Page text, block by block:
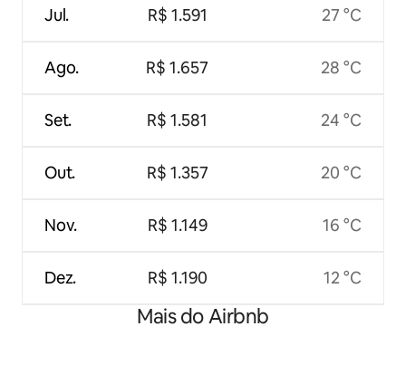
Jul.
Ago.
Set.
Out.
Nov.
Dez.
R$ 1.591
R$ 1.657
R$ 1.581
R$ 1.357
R$ 1.149
R$ 1.190
27 °C
28 °C
24 °C
20 °C
16 °C
12 °C
Mais do Airbnb